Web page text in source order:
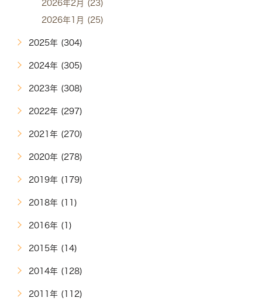
2026年2月 (23)
2026年1月 (25)
2025年 (304)
2024年 (305)
2023年 (308)
2022年 (297)
2021年 (270)
2020年 (278)
2019年 (179)
2018年 (11)
2016年 (1)
2015年 (14)
2014年 (128)
2011年 (112)